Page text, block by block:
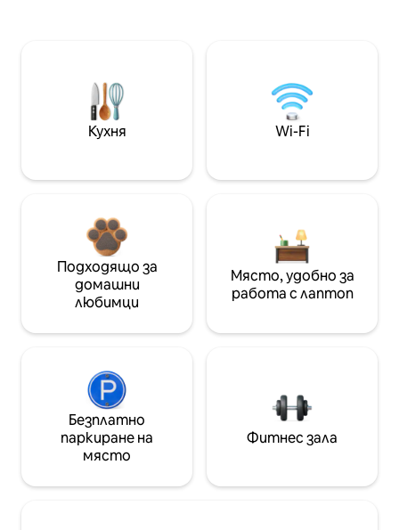
Кухня Wi-Fi
Подходящо за
домашни
любимци
Място, удобно за
работа с лаптоп
Безплатно
паркиране на
място
Фитнес зала